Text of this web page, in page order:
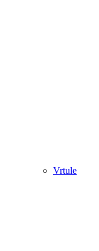
Vrtule